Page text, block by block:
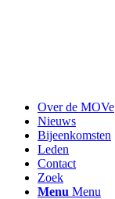
Over de MOVe
Nieuws
Bijeenkomsten
Leden
Contact
Zoek
Menu Menu